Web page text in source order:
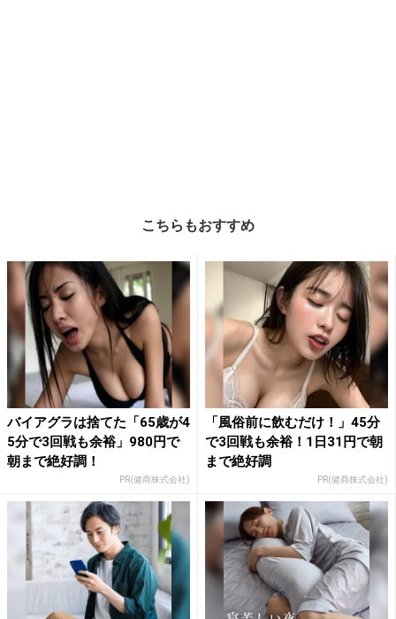
こちらもおすすめ
バイアグラは捨てた「65歳が4
5分で3回戦も余裕」980円で
朝まで絶好調！
PR(健商株式会社)
「風俗前に飲むだけ！」45分
で3回戦も余裕！1日31円で朝
まで絶好調
PR(健商株式会社)